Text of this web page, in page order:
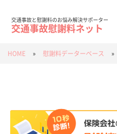
交通事故と慰謝料のお悩み解決サポーター
交通事故慰謝料ネット
HOME » 慰謝料データーベース »